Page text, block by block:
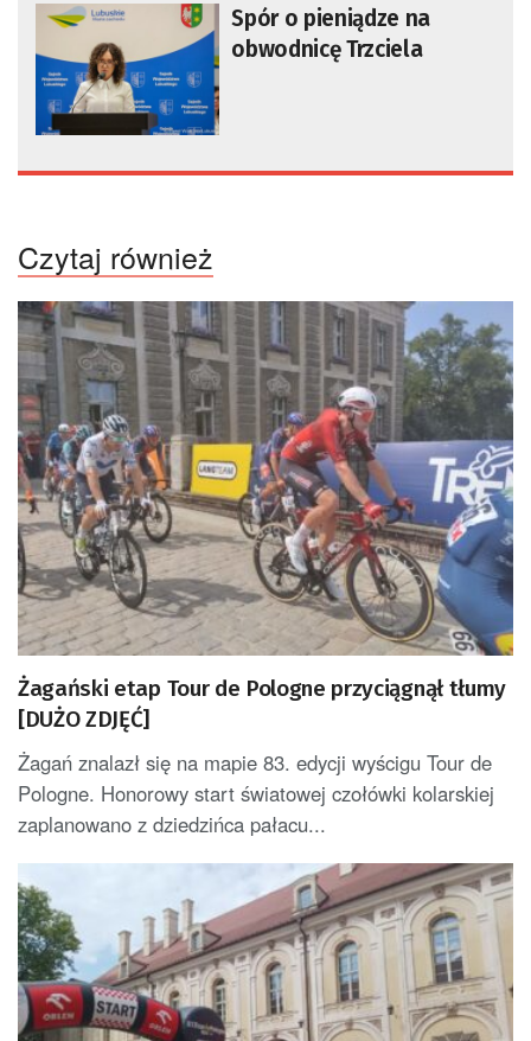
Spór o pieniądze na
obwodnicę Trzciela
Czytaj również
Żagański etap Tour de Pologne przyciągnął tłumy
[DUŻO ZDJĘĆ]
Żagań znalazł się na mapie 83. edycji wyścigu Tour de
Pologne. Honorowy start światowej czołówki kolarskiej
zaplanowano z dziedzińca pałacu...